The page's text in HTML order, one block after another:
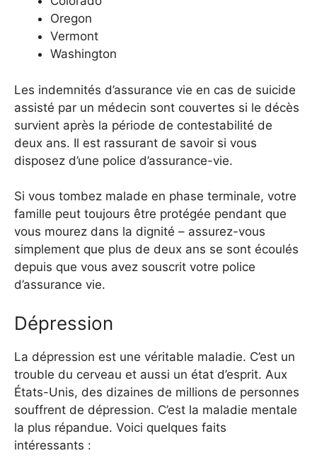
Oregon
Vermont
Washington
Les indemnités d’assurance vie en cas de suicide
assisté par un médecin sont couvertes si le décès
survient après la période de contestabilité de
deux ans. Il est rassurant de savoir si vous
disposez d’une police d’assurance-vie.
Si vous tombez malade en phase terminale, votre
famille peut toujours être protégée pendant que
vous mourez dans la dignité – assurez-vous
simplement que plus de deux ans se sont écoulés
depuis que vous avez souscrit votre police
d’assurance vie.
Dépression
La dépression est une véritable maladie. C’est un
trouble du cerveau et aussi un état d’esprit. Aux
États-Unis, des dizaines de millions de personnes
souffrent de dépression. C’est la maladie mentale
la plus répandue. Voici quelques faits
intéressants :